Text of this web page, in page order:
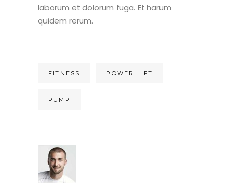
laborum et dolorum fuga. Et harum
quidem rerum.
FITNESS POWER LIFT
PUMP